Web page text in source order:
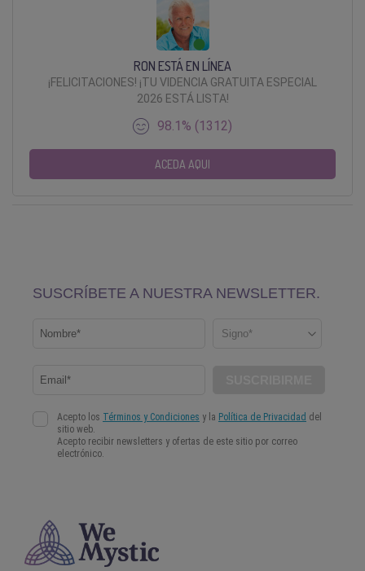
RON ESTÁ EN LÍNEA
¡FELICITACIONES! ¡TU VIDENCIA GRATUITA ESPECIAL
2026 ESTÁ LISTA!
98.1% (1312)
ACEDA AQUI